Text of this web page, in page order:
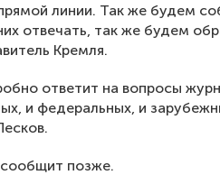
линии. Так же будем
отвечать, так же будем
Кремля.
ответит на вопросы
и федеральных, и
позже.